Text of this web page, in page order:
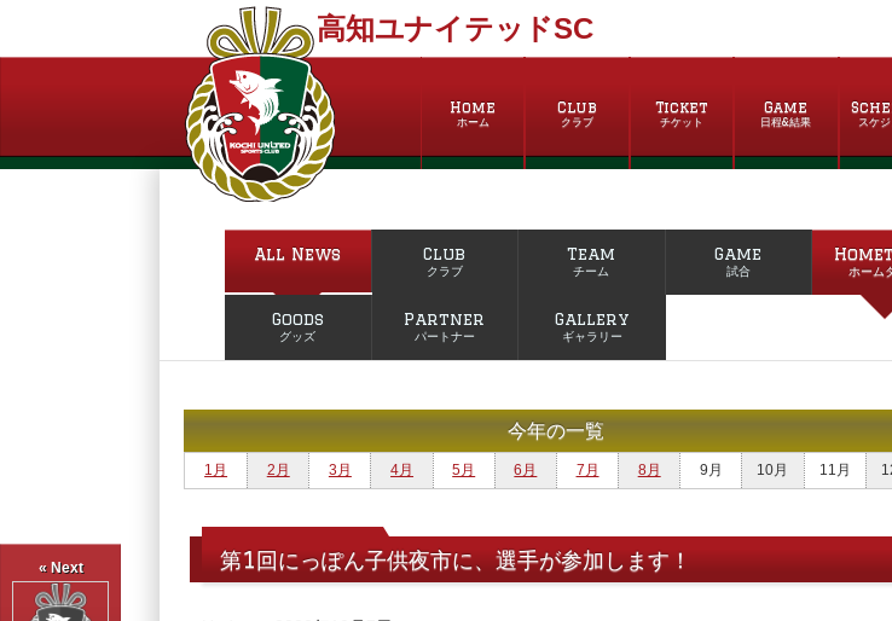
高知ユナイテッドSC
Home
ホーム
Club
クラブ
Ticket
チケット
Game
日程&結果 スケ
« Next
All News Club
クラブ
Team
チーム
Game
試合 ホーム
Goods
グッズ
Partner
パートナー
Gallery
ギャラリー
今年の一覧
1月 2月 3月 4月 5月 6月 7月 8月 9月 10月 11月
第1回にっぽん子供夜市に、選手が参加します！